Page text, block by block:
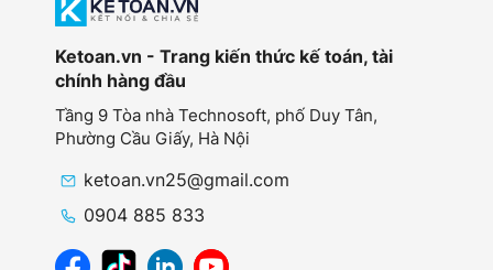
Ketoan.vn - Trang kiến thức kế toán, tài
chính hàng đầu
Tầng 9 Tòa nhà Technosoft, phố Duy Tân,
Phường Cầu Giấy, Hà Nội
ketoan.vn25@gmail.com
0904 885 833